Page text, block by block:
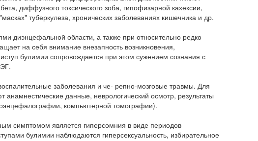
диффузного токсического зоба, гипофизарной кахексии,
туберкулеза, хронических заболеваниях кишечника и др.
диэнцефальной области, а также при относительно редко
на себя внимание внезапность возникновения,
булимии сопровождается при этом сужением сознания с
заболевания и че- репно-мозговые травмы. Для
данные, неврологический осмотр, результаты
компьютерной томографии).
симптомом является гиперсомния в виде периодов
булимии наблюдаются гиперсексуальность, избирательное